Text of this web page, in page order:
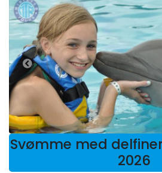
Svømme med
2026